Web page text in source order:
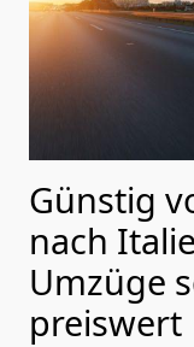
Günstig
nach
Umzüge
preiswert